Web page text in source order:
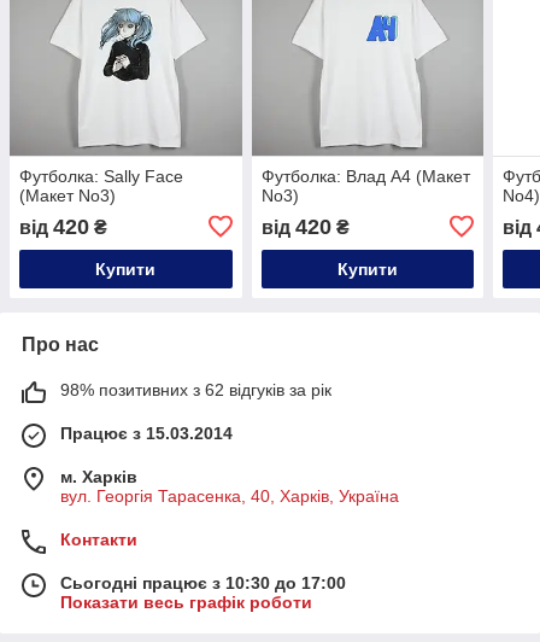
Футболка: Sally Face
(Макет No3)
від 420 ₴
Купити
Футболка: Влад А4 (Макет
No3)
від 420₴
Купити
No4)
від
Про нас
98% позитивних з 62 відгуків за рік
Працює з 15.03.2014
м. Харків
вул. Георгія Тарасенка, 40, Харків, Україна
Контакти
Сьогодні працює з 10:30 до 17:00
Показати весь графік роботи